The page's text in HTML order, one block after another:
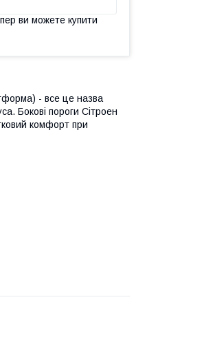
ви можете купити
- все це назва
Бокові пороги Сітроен
комфорт при